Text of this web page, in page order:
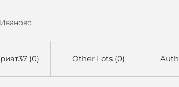
(0) Other Lots (0)